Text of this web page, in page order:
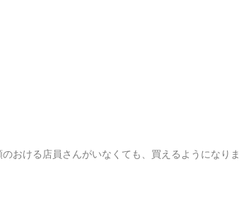
おける店員さんがいなくても、買えるようになりま